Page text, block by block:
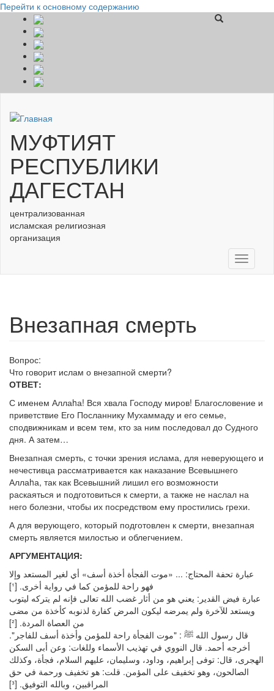
Перейти к основному содержанию
МУФТИЯТ
РЕСПУБЛИКИ
ДАГЕСТАН
централизованная
исламская религиозная
организация
Toggle
Внезапная смерть
Вопрос:
Что говорит ислам о внезапной смерти?
ОТВЕТ:
С именем Аллаhа! Вся хвала Господу миров! Благословение и
приветствие Его Посланнику Мухаммаду и его семье,
сподвижникам и всем тем, кто за ним последовал до Судного
дня. А затем…
Внезапная смерть, с точки зрения ислама, для неверующего и
нечестивца рассматривается как наказание Всевышнего
Аллаhа, так как Всевышний лишил его возможности
раскаяться и подготовиться к смерти, а также не наслал на
него болезни, чтобы их посредством ему простились грехи.
А для верующего, который подготовлен к смерти, внезапная
смерть является милостью и облегчением.
АРГУМЕНТАЦИЯ:
عبارة تحفة المحتاج: ... «موت الفجأة أخذة أسف» أي لغير المستعد وإلا
فهو راحة للمؤمن كما في رواية أخرى. [¹]
عبارة فيض القدير: يعني هو من أثار غضب الله تعالى فإنه لم يتركه ليتوب
ويستعد للآخرة ولم يمرضه ليكون المرض كفارة لذنوبه كأخذة من مضى
من العصاة المردة. [²]
قال رسول الله ﷺ : "موت الفجأة راحة للمؤمن وأخذة أسف للفاجر".
أخرجه أحمد. قال النووي في تهذيب الأسماء وللغات: وعن أبى السكن
الهجرى، قال: توفى إبراهيم، وداود، وسليمان، عليهم السلام، فجأة، وكذلك
الصالحون، وهو تخفيف على المؤمن. قلت: هو تخفيف ورحمة في حق
المراقبين، وبالله التوفيق. [³]